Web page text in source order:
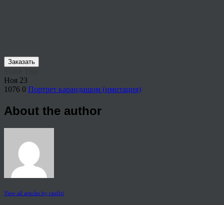
Заказать
Ноя 23
1076 0 Портрет карандашом (имитация)
About the author
View all articles by rauffri